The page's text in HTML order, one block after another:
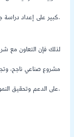
كبير على إعداد دراسة جدوى احترافية توضح قوة المشروع وجدواه الاقتصادية.
لذلك فإن التعاون مع
مشروع صناعي ناجح،
على الدعم وتحقيق النمو المستدام.